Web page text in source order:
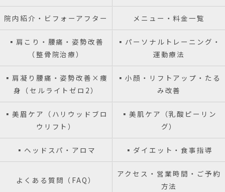
院内紹介・ビフォーアフター メニュー・料金一覧
▪️肩こり・腰痛・姿勢改善
（整骨院治療）
▪️パーソナルトレーニング・
運動療法
▪️肩凝り腰痛・姿勢改善×痩
身（セルライトゼロ2）
▪️小顔・リフトアップ・たる
み改善
▪️美眉ケア（ハリウッドブロ
ウリフト）
▪️美肌ケア（乳酸ピーリン
グ）
▪️ヘッドスパ・アロマ ▪️ダイエット・食事指導
よくある質問（FAQ）
アクセス・営業時間・ご予約
方法